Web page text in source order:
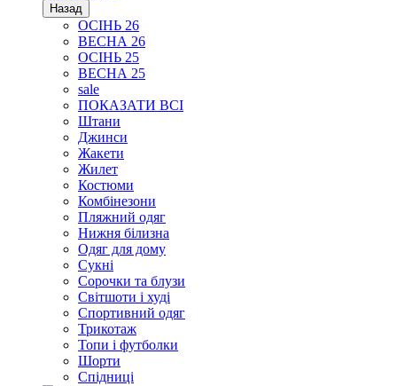
Назад
ОСІНЬ 26
ВЕСНА 26
ОСІНЬ 25
ВЕСНА 25
sale
ПОКАЗАТИ ВСІ
Штани
Джинси
Жакети
Жилет
Костюми
Комбінезони
Пляжний одяг
Нижня білизна
Одяг для дому
Сукні
Сорочки та блузи
Світшоти і худі
Спортивний одяг
Трикотаж
Топи і футболки
Шорти
Спідниці